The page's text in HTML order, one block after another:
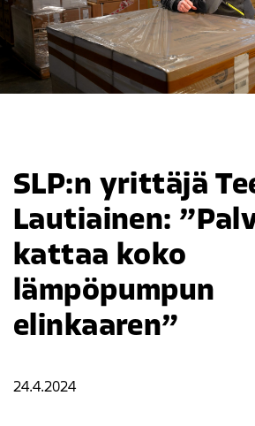
SLP:n yrittäjä
Lautiainen:
kattaa koko
lämpöpumpun
elinkaaren”
24.4.2024